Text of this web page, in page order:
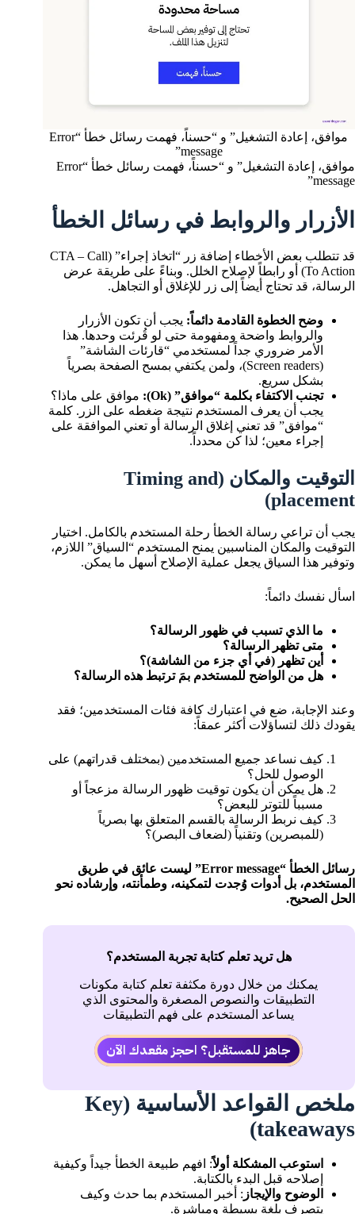
موافق، إعادة التشغيل” و “حسناً، فهمت رسائل خطأ “Error
message”
موافق، إعادة التشغيل” و “حسناً، فهمت رسائل خطأ “Error
message”
الأزرار والروابط في رسائل الخطأ
قد تتطلب بعض الأخطاء إضافة زر “اتخاذ إجراء” (CTA – Call
To Action) أو رابطاً لإصلاح الخلل. وبناءً على طريقة عرض
الرسالة، قد تحتاج أيضاً إلى زر للإغلاق أو التجاهل.
وضح الخطوة القادمة دائماً: يجب أن تكون الأزرار
والروابط واضحة ومفهومة حتى لو قُرئت وحدها. هذا
الأمر ضروري جداً لمستخدمي “قارئات الشاشة”
(Screen readers)، ولمن يكتفي بمسح الصفحة بصرياً
بشكل سريع.
تجنب الاكتفاء بكلمة “موافق” (Ok):
موافق على ماذا؟
يجب أن يعرف المستخدم نتيجة ضغطه على الزر. كلمة
“موافق” قد تعني إغلاق الرسالة أو تعني الموافقة على
إجراء معين؛ لذا كن محدداً.
التوقيت والمكان (Timing and
placement)
يجب أن تراعي رسالة الخطأ رحلة المستخدم بالكامل. اختيار
التوقيت والمكان المناسبين يمنح المستخدم “السياق” اللازم،
وتوفير هذا السياق يجعل عملية الإصلاح أسهل ما يمكن.
اسأل نفسك دائماً:
ما الذي تسبب في ظهور الرسالة؟
متى تظهر الرسالة؟
أين تظهر (في أي جزء من الشاشة)؟
هل من الواضح للمستخدم بمَ ترتبط هذه الرسالة؟
وعند الإجابة، ضع في اعتبارك كافة فئات المستخدمين؛ فقد
يقودك ذلك لتساؤلات أكثر عمقاً:
كيف نساعد جميع المستخدمين (بمختلف قدراتهم) على
الوصول للحل؟
هل يمكن أن يكون توقيت ظهور الرسالة مزعجاً أو
مسبباً للتوتر للبعض؟
كيف نربط الرسالة بالقسم المتعلق بها بصرياً
(للمبصرين) وتقنياً (لضعاف البصر)؟
رسائل الخطأ “Error message” ليست عائق في طريق
المستخدم، بل أدوات وُجدت لتمكينه، وطمأنته، وإرشاده نحو
الحل الصحيح.
هل تريد تعلم كتابة تجربة المستخدم؟
يمكنك من خلال دورة مكثفة تعلم كتابة مكونات
التطبيقات والنصوص المصغرة والمحتوى الذي
يساعد المستخدم على فهم التطبيقات
جاهز للمستقبل؟ احجز مقعدك الآن
ملخص القواعد الأساسية (Key
takeaways)
استوعب المشكلة أولاً: افهم طبيعة الخطأ جيداً وكيفية
إصلاحه قبل البدء بالكتابة.
الوضوح والإيجاز : أخبر المستخدم بما حدث وكيف
يتصرف بلغة بسيطة ومباشرة.